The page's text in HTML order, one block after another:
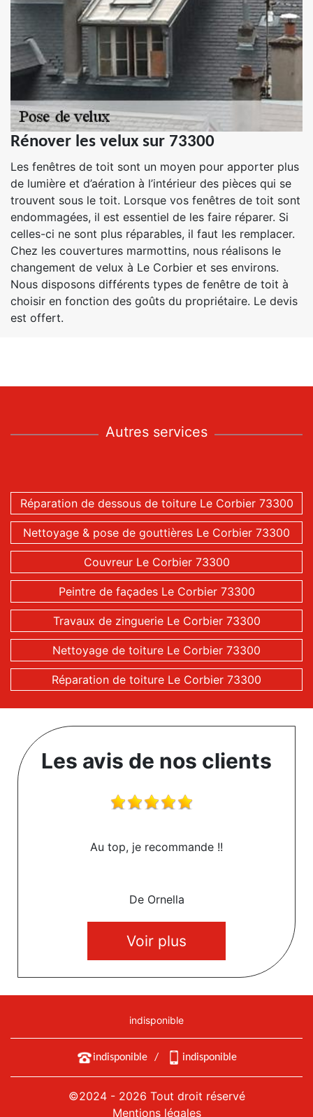
Rénover les velux sur 73300
Les fenêtres de toit sont un moyen pour apporter plus
de lumière et d’aération à l’intérieur des pièces qui se
trouvent sous le toit. Lorsque vos fenêtres de toit sont
endommagées, il est essentiel de les faire réparer. Si
celles-ci ne sont plus réparables, il faut les remplacer.
Chez les couvertures marmottins, nous réalisons le
changement de velux à Le Corbier et ses environs.
Nous disposons différents types de fenêtre de toit à
choisir en fonction des goûts du propriétaire. Le devis
est offert.
Autres services
Réparation de dessous de toiture Le Corbier 73300
Nettoyage & pose de gouttières Le Corbier 73300
Couvreur Le Corbier 73300
Peintre de façades Le Corbier 73300
Travaux de zinguerie Le Corbier 73300
Nettoyage de toiture Le Corbier 73300
Réparation de toiture Le Corbier 73300
Les avis de nos clients
Au top, je recommande !!
De Ornella
Voir plus
indisponible
indisponible / indisponible
©2024 - 2026 Tout droit réservé
Mentions légales